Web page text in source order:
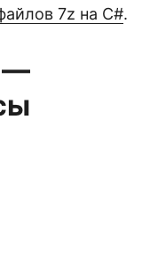
7z на C#.
—